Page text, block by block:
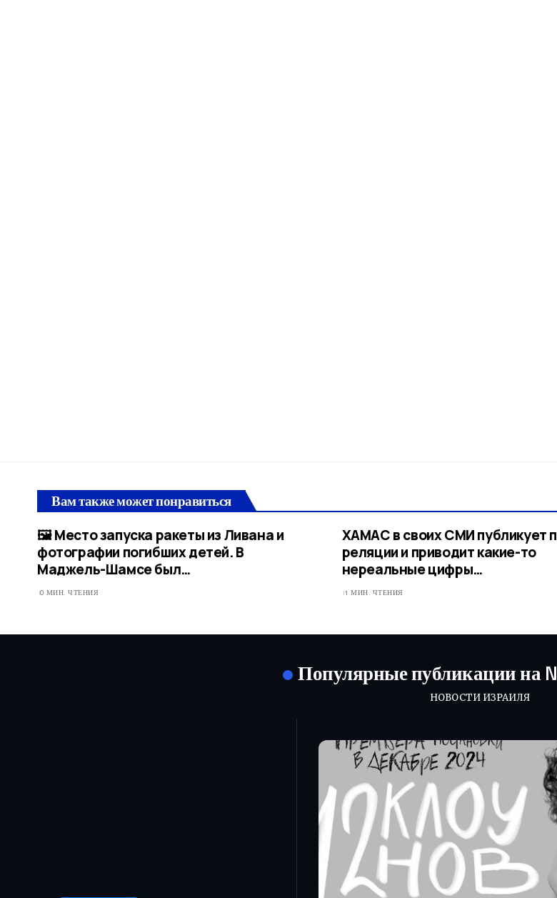
Вам также может понравиться
🖼 Место запуска ракеты из Ливана и
фотографии погибших детей. В
Маджель-Шамсе был…
0 МИН. ЧТЕНИЯ
ХАМАС в своих СМИ публикует
реляции и приводит какие-то
нереальные цифры…
1 МИН. ЧТЕНИЯ
Популярные публикации на
НОВОСТИ ИЗРАИЛЯ